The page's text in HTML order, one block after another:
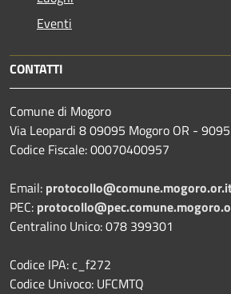
Eventi
CONTATTI
Comune di Mogoro
Via Leopardi 8 09095 Mogoro OR -
Codice Fiscale: 00070400957
Email:
PEC:
Centralino Unico: 078 399301
Codice IPA: c_f272
Codice Univoco: UFCMTQ